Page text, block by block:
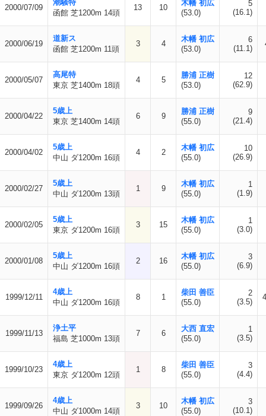
2000/07/09
潮騒特
函館 芝1200m 14頭
13 10
木幡 初広
(53.0)
5
(16.1)
2000/06/19
道新ス
函館 芝1200m 11頭
3 4
木幡 初広
(53.0)
6
(11.1)
2000/05/07
高尾特
東京 芝1400m 18頭
4 5
勝浦 正樹
(53.0)
12
(62.9)
2000/04/22
5歳上
東京 芝1400m 14頭
6 9
勝浦 正樹
(55.0)
9
(21.4)
2000/04/02
5歳上
中山 ダ1200m 16頭
4 2
木幡 初広
(55.0)
10
(26.9)
2000/02/27
5歳上
中山 ダ1200m 13頭
1 9
木幡 初広
(55.0)
1
(1.9)
2000/02/05
5歳上
東京 ダ1200m 16頭
3 15
木幡 初広
(55.0)
1
(3.0)
2000/01/08
5歳上
中山 ダ1200m 16頭
2 16
木幡 初広
(55.0)
3
(6.9)
1999/12/11
4歳上
中山 ダ1200m 16頭
8 1
柴田 善臣
(55.0)
2
(3.5)
1999/11/13
浄土平
福島 芝1000m 13頭
7 6
大西 直宏
(55.0)
1
(3.5)
1999/10/23
4歳上
東京 ダ1200m 12頭
1 8
柴田 善臣
(55.0)
3
(4.4)
1999/09/26
4歳上
中山 ダ1000m 14頭
3 10
木幡 初広
(55.0)
3
(10.1)